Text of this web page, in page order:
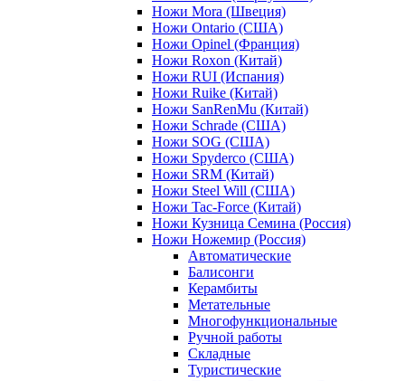
Ножи Mora (Швеция)
Ножи Ontario (США)
Ножи Opinel (Франция)
Ножи Roxon (Китай)
Ножи RUI (Испания)
Ножи Ruike (Китай)
Ножи SanRenMu (Китай)
Ножи Schrade (США)
Ножи SOG (США)
Ножи Spyderco (США)
Ножи SRM (Китай)
Ножи Steel Will (США)
Ножи Tac-Force (Китай)
Ножи Кузница Семина (Россия)
Ножи Ножемир (Россия)
Автоматические
Балисонги
Керамбиты
Метательные
Многофункциональные
Ручной работы
Складные
Туристические